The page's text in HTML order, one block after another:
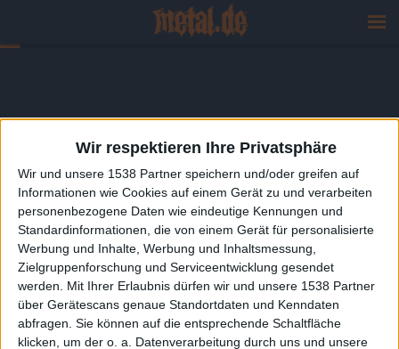
Wir respektieren Ihre Privatsphäre
Wir und unsere 1538 Partner speichern und/oder greifen auf
Informationen wie Cookies auf einem Gerät zu und verarbeiten
personenbezogene Daten wie eindeutige Kennungen und
Standardinformationen, die von einem Gerät für personalisierte
Werbung und Inhalte, Werbung und Inhaltsmessung,
Zielgruppenforschung und Serviceentwicklung gesendet
werden.
Mit Ihrer Erlaubnis dürfen wir und unsere 1538 Partner
über Gerätescans genaue Standortdaten und Kenndaten
abfragen. Sie können auf die entsprechende Schaltfläche
klicken, um der o. a. Datenverarbeitung durch uns und unsere